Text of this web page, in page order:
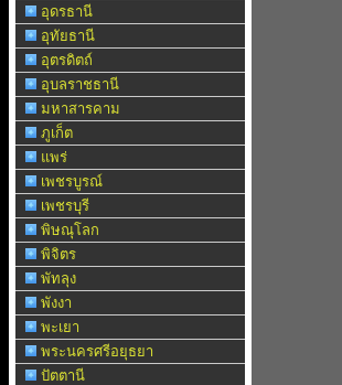
อุดรธานี
อุทัยธานี
อุตรดิตถ์
อุบลราชธานี
มหาสารคาม
ภูเก็ต
แพร่
เพชรบูรณ์
เพชรบุรี
พิษณุโลก
พิจิตร
พัทลุง
พังงา
พะเยา
พระนครศรีอยุธยา
ปัตตานี